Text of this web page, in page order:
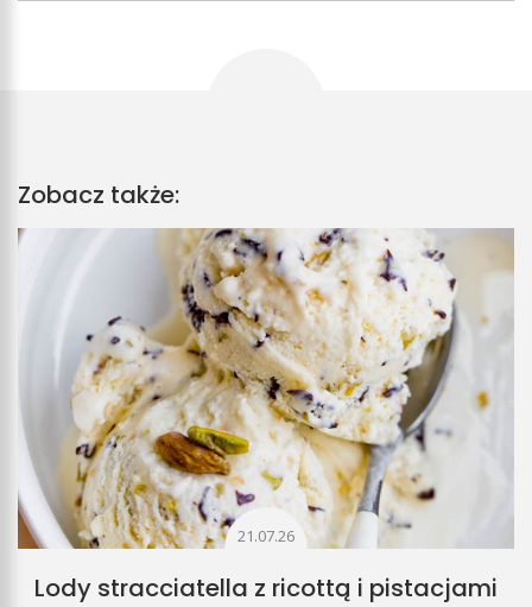
Zobacz także:
21.07.26
Lody stracciatella z ricottą i pistacjami